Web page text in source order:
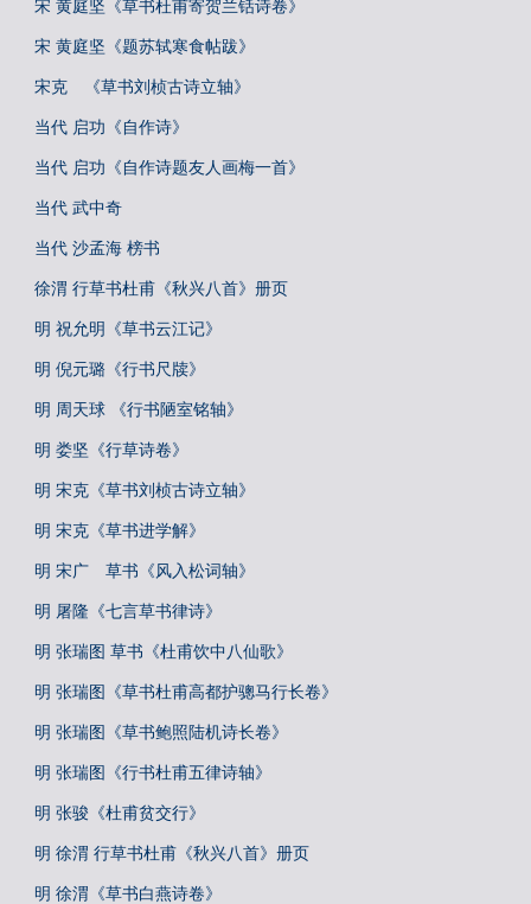
宋 黄庭坚《草书杜甫寄贺兰铦诗卷》
宋 黄庭坚《题苏轼寒食帖跋》
宋克 《草书刘桢古诗立轴》
当代 启功《自作诗》
当代 启功《自作诗题友人画梅一首》
当代 武中奇
当代 沙孟海 榜书
徐渭 行草书杜甫《秋兴八首》册页
明 祝允明《草书云江记》
明 倪元璐《行书尺牍》
明 周天球 《行书陋室铭轴》
明 娄坚《行草诗卷》
明 宋克《草书刘桢古诗立轴》
明 宋克《草书进学解》
明 宋广 草书《风入松词轴》
明 屠隆《七言草书律诗》
明 张瑞图 草书《杜甫饮中八仙歌》
明 张瑞图《草书杜甫高都护骢马行长卷》
明 张瑞图《草书鲍照陆机诗长卷》
明 张瑞图《行书杜甫五律诗轴》
明 张骏《杜甫贫交行》
明 徐渭 行草书杜甫《秋兴八首》册页
明 徐渭《草书白燕诗卷》